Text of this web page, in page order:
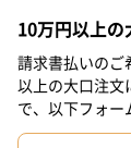
#2歳 #20代
10万円以上
請求書払いのご
以上の大口注文
で、以下フォー